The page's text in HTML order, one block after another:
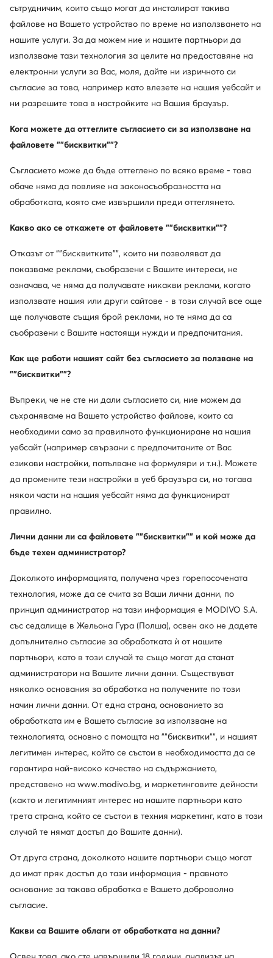
200,43
Редовна цена
Най-ниска цена86,92 € -9%
Апрески · Кафяв
93,06€
Апрески · Кафяв
122,20€
Inuikii
Апрески · Кафяв
323,14€
Sorel
Апрески · Кафяв
Columbia
Апрески · Кафяв
Други клиенти са търсили също
Дамски лоуфъри DeeZee Портфейли Дамски
сътрудничим, които също могат да инсталират такива
файлове на Вашето устройство по време на използването на
нашите услуги. За да можем ние и нашите партньори да
използваме тази технология за целите на предоставяне на
електронни услуги за Вас, моля, дайте ни изричното си
съгласие за това, например като влезете на нашия уебсайт и
ни разрешите това в настройките на Вашия браузър.
Кога можете да оттеглите съгласието си за използване на
файловете ""бисквитки""?
Съгласието може да бъде оттеглено по всяко време - това
обаче няма да повлияе на законосъобразността на
обработката, която сме извършили преди оттеглянето.
Какво ако се откажете от файловете ""бисквитки""?
Отказът от ""бисквитките"", които ни позволяват да
показваме реклами, съобразени с Вашите интереси, не
означава, че няма да получавате никакви реклами, когато
използвате нашия или други сайтове - в този случай все още
ще получавате същия брой реклами, но те няма да са
съобразени с Вашите настоящи нужди и предпочитания.
Как ще работи нашият сайт без съгласието за ползване на
""бисквитки""?
Въпреки, че не сте ни дали съгласието си, ние можем да
съхраняваме на Вашето устройство файлове, които са
необходими само за правилното функциониране на нашия
уебсайт (например свързани с предпочитаните от Вас
езикови настройки, попълване на формуляри и т.н.). Можете
да промените тези настройки в уеб браузъра си, но тогава
някои части на нашия уебсайт няма да функционират
правилно.
Лични данни ли са файловете ""бисквитки"" и кой може да
бъде техен администратор?
Доколкото информацията, получена чрез горепосочената
технология, може да се счита за Ваши лични данни, по
принцип администратор на тази информация е MODIVO S.A.
със седалище в Жельона Гура (Полша), освен ако не дадете
допълнително съгласие за обработката ѝ от нашите
партньори, като в този случай те също могат да станат
администратори на Вашите лични данни. Съществуват
няколко основания за обработка на получените по този
начин лични данни. От една страна, основанието за
обработката им е Вашето съгласие за използване на
технологията, основно с помощта на ""бисквитки"", и нашият
легитимен интерес, който се състои в необходимостта да се
гарантира най-високо качество на съдържанието,
представено на www.modivo.bg, и маркетинговите дейности
(както и легитимният интерес на нашите партньори като
трета страна, който се състои в техния маркетинг, като в този
случай те нямат достъп до Вашите данни).
От друга страна, доколкото нашите партньори също могат
да имат пряк достъп до тази информация - правното
основание за такава обработка е Вашето доброволно
съгласие.
Какви са Вашите облаги от обработката на данни?